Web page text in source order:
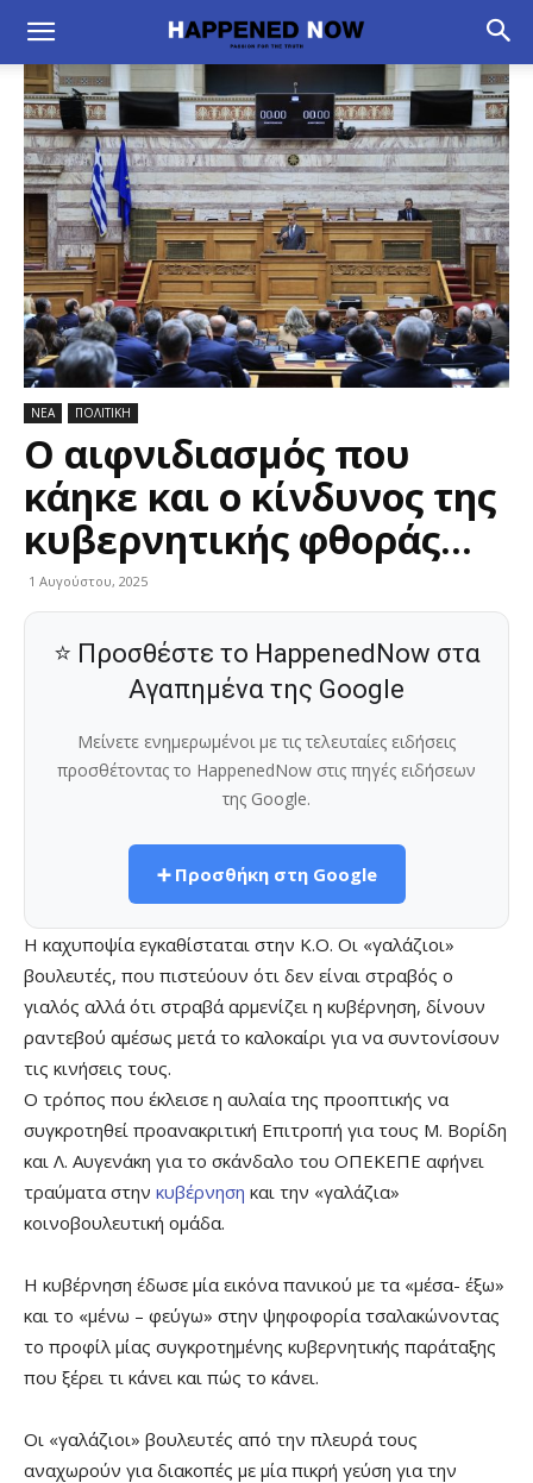
ΝΕΑ ΠΟΛΙΤΙΚΗ
Ο αιφνιδιασμός που
κάηκε και ο κίνδυνος της
κυβερνητικής φθοράς…
1 Αυγούστου, 2025
⭐ Προσθέστε το HappenedNow στα
Αγαπημένα της Google
Μείνετε ενημερωμένοι με τις τελευταίες ειδήσεις
προσθέτοντας το HappenedNow στις πηγές ειδήσεων
της Google.
➕ Προσθήκη στη Google
Η καχυποψία εγκαθίσταται στην Κ.Ο. Οι «γαλάζιοι»
βουλευτές, που πιστεύουν ότι δεν είναι στραβός ο
γιαλός αλλά ότι στραβά αρμενίζει η κυβέρνηση, δίνουν
ραντεβού αμέσως μετά το καλοκαίρι για να συντονίσουν
τις κινήσεις τους.
Ο τρόπος που έκλεισε η αυλαία της προοπτικής να
συγκροτηθεί προανακριτική Επιτροπή για τους Μ. Βορίδη
και Λ. Αυγενάκη για το σκάνδαλο του ΟΠΕΚΕΠΕ αφήνει
τραύματα στην κυβέρνηση και την «γαλάζια»
κοινοβουλευτική ομάδα.
Η κυβέρνηση έδωσε μία εικόνα πανικού με τα «μέσα- έξω»
και το «μένω – φεύγω» στην ψηφοφορία τσαλακώνοντας
το προφίλ μίας συγκροτημένης κυβερνητικής παράταξης
που ξέρει τι κάνει και πώς το κάνει.
Οι «γαλάζιοι» βουλευτές από την πλευρά τους
αναχωρούν για διακοπές με μία πικρή γεύση για την